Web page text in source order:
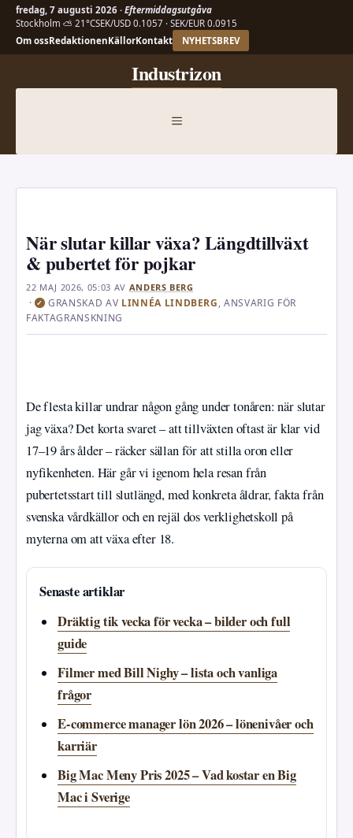
fredag, 7 augusti 2026 · Eftermiddagsutgåva
Stockholm ⛅ 21°CSEK/USD 0.1057 · SEK/EUR 0.0915
Om ossRedaktionenKällorKontakt NYHETSBREV
Industrizon
MENY
När slutar killar växa? Längdtillväxt
& pubertet för pojkar
22 MAJ 2026, 05:03 AV ANDERS BERG
· ✓ GRANSKAD AV LINNÉA LINDBERG, ANSVARIG FÖR
FAKTAGRANSKNING
De flesta killar undrar någon gång under tonåren: när slutar
jag växa? Det korta svaret – att tillväxten oftast är klar vid
17–19 års ålder – räcker sällan för att stilla oron eller
nyfikenheten. Här går vi igenom hela resan från
pubertetsstart till slutlängd, med konkreta åldrar, fakta från
svenska vårdkällor och en rejäl dos verklighetskoll på
myterna om att växa efter 18.
Senaste artiklar
Dräktig tik vecka för vecka – bilder och full
guide
Filmer med Bill Nighy – lista och vanliga
frågor
E-commerce manager lön 2026 – lönenivåer och
karriär
Big Mac Meny Pris 2025 – Vad kostar en Big
Mac i Sverige